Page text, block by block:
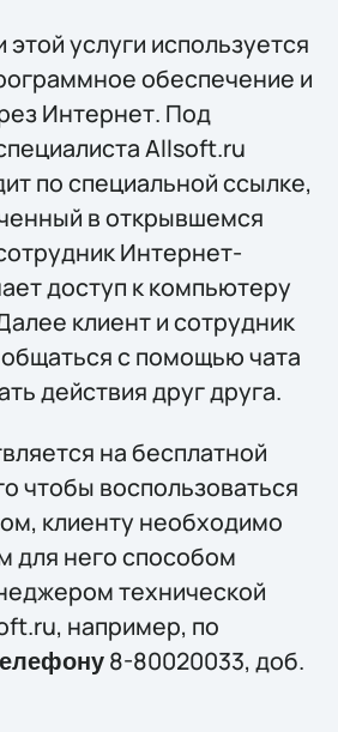
услуги используется
обеспечение и
Интернет. Под
Allsoft.ru
по специальной ссылке,
в открывшемся
Интернет-
доступ к компьютеру
клиент и сотрудник
с помощью чата
действия друг друга.
на бесплатной
чтобы воспользоваться
клиенту необходимо
него способом
технической
например, по
8-80020033, доб.